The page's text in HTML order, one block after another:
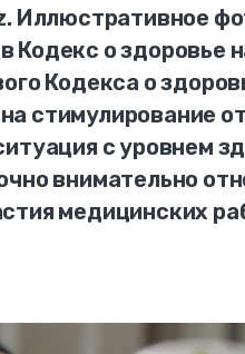
Иллюстративное
о здоровье
Кодекса о
стимулирование
с уровнем
внимательно
медицинских